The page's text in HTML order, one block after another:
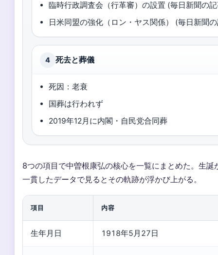
臨時行政調査会（行革審）の設置 (毎日新聞の
日米同盟の強化（ロン・ヤス関係） (毎日新聞
4 死去と葬儀
死因：老衰
国葬は行われず
2019年12月に内閣・自民党合同葬
8つの項目で中曽根康弘の核心を一覧にまとめた。生誕
一貫したデータで見るとその軌跡が浮かび上がる。
項目 内容
生年月日 1918年5月27日